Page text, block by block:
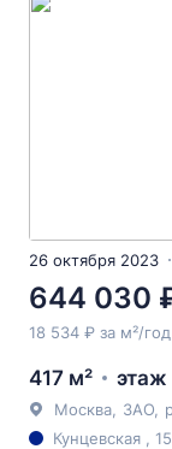
26 октября 2023
644 030
18 534 ₽ за м²/год
417 м² этаж
Москва ЗАО
Кунцевская ,